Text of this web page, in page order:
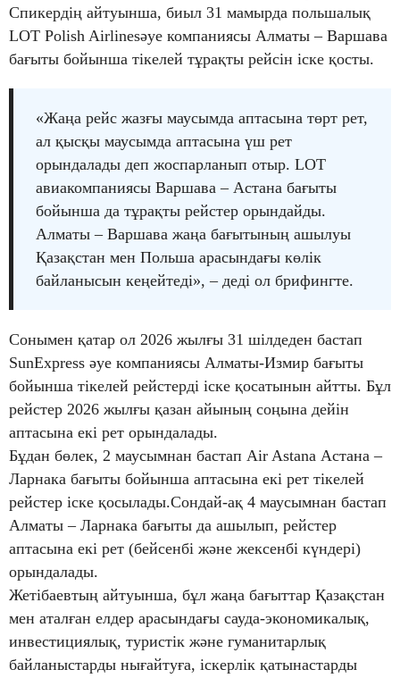
Спикердің айтуынша, биыл 31 мамырда польшалық
LOT Polish Airlinesәуе компаниясы Алматы – Варшава
бағыты бойынша тікелей тұрақты рейсін іске қосты.
«Жаңа рейс жазғы маусымда аптасына төрт рет,
ал қысқы маусымда аптасына үш рет
орындалады деп жоспарланып отыр. LOT
авиакомпаниясы Варшава – Астана бағыты
бойынша да тұрақты рейстер орындайды.
Алматы – Варшава жаңа бағытының ашылуы
Қазақстан мен Польша арасындағы көлік
байланысын кеңейтеді», – деді ол брифингте.
Сонымен қатар ол 2026 жылғы 31 шілдеден бастап
SunExpress әуе компаниясы Алматы-Измир бағыты
бойынша тікелей рейстерді іске қосатынын айтты. Бұл
рейстер 2026 жылғы қазан айының соңына дейін
аптасына екі рет орындалады.
Бұдан бөлек, 2 маусымнан бастап Air Astana Астана –
Ларнака бағыты бойынша аптасына екі рет тікелей
рейстер іске қосылады.Сондай-ақ 4 маусымнан бастап
Алматы – Ларнака бағыты да ашылып, рейстер
аптасына екі рет (бейсенбі және жексенбі күндері)
орындалады.
Жетібаевтың айтуынша, бұл жаңа бағыттар Қазақстан
мен аталған елдер арасындағы сауда-экономикалық,
инвестициялық, туристік және гуманитарлық
байланыстарды нығайтуға, іскерлік қатынастарды